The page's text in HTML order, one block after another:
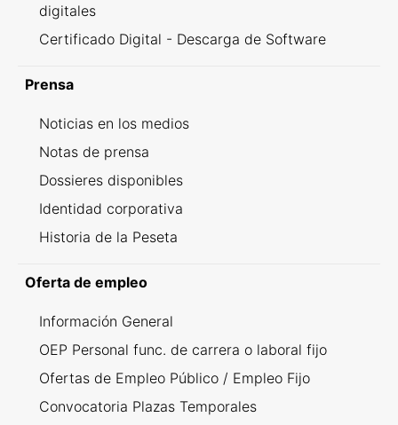
digitales
Certificado Digital - Descarga de Software
Prensa
Noticias en los medios
Notas de prensa
Dossieres disponibles
Identidad corporativa
Historia de la Peseta
Oferta de empleo
Información General
OEP Personal func. de carrera o laboral fijo
Ofertas de Empleo Público / Empleo Fijo
Convocatoria Plazas Temporales